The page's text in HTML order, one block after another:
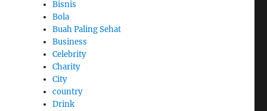
Bisnis
Bola
Buah Paling Sehat
Business
Celebrity
Charity
City
country
Drink